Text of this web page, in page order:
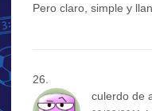
Pero claro, simple y
culerdo de